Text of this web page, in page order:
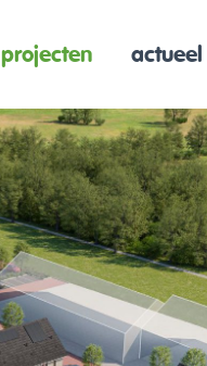
projecten actueel